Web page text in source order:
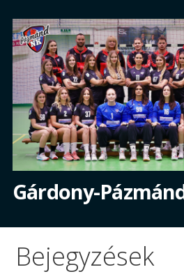
content
Gárdony-
Bejegyzések